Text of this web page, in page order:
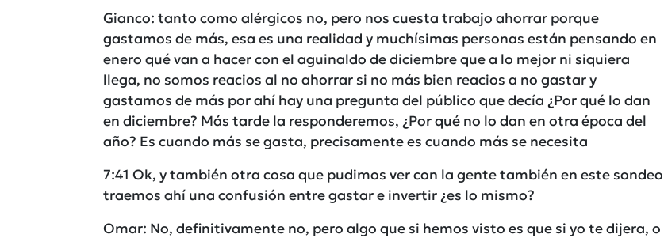
Gianco: tanto como alérgicos no, pero nos cuesta trabajo ahorrar porque
gastamos de más, esa es una realidad y muchísimas personas están pensando en
enero qué van a hacer con el aguinaldo de diciembre que a lo mejor ni siquiera
llega, no somos reacios al no ahorrar si no más bien reacios a no gastar y
gastamos de más por ahí hay una pregunta del público que decía ¿Por qué lo dan
en diciembre? Más tarde la responderemos, ¿Por qué no lo dan en otra época del
año? Es cuando más se gasta, precisamente es cuando más se necesita
7:41 Ok, y también otra cosa que pudimos ver con la gente también en este sondeo
traemos ahí una confusión entre gastar e invertir ¿es lo mismo?
Omar: No, definitivamente no, pero algo que si hemos visto es que si yo te dijera, o